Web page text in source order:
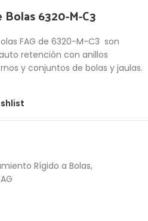
6320-M-C3
FAG de 6320-M-C3 son
retención con anillos
y conjuntos de bolas y jaulas.
Rígido a Bolas,